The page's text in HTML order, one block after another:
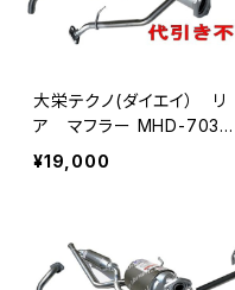
大栄テクノ(ダイエイ） リ
ア マフラー MHD-7037S
US バモス HM2 個人宅NG
¥19,000